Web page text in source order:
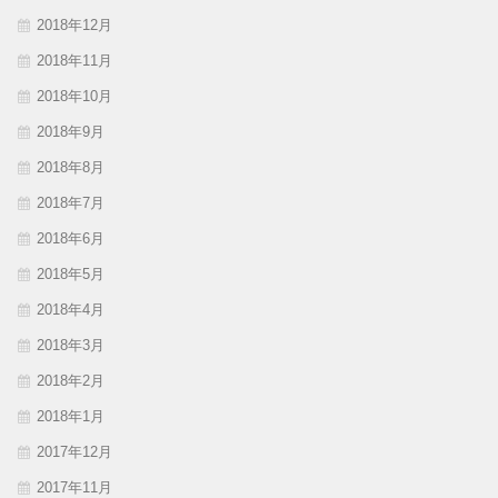
2018年12月
2018年11月
2018年10月
2018年9月
2018年8月
2018年7月
2018年6月
2018年5月
2018年4月
2018年3月
2018年2月
2018年1月
2017年12月
2017年11月